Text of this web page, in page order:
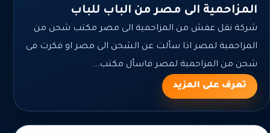
المزاحمية الى مصر من الباب للباب
شركة نقل عفش من المزاحمية الى مصر مكتب شحن من
المزاحمية لمصر اذا سألت عن الشحن الى مصر او فكرت فى
شحن من المزاحمية لمصر فاسأل مكتب...
تعرف على المزيد